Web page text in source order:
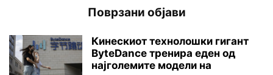
Поврзани објави
Кинескиот технолошки гигант
ByteDance тренира еден од
најголемите модели на